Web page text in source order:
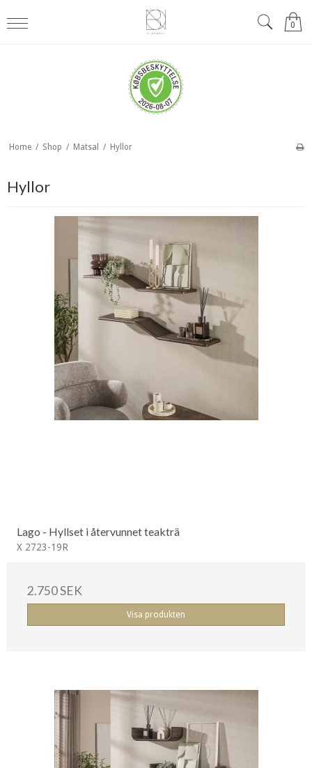
0
Home / Shop / Matsal / Hyllor
Hyllor
Lago - Hyllset i återvunnet teakträ
X 2723-19R
2.750 SEK
Visa produkten